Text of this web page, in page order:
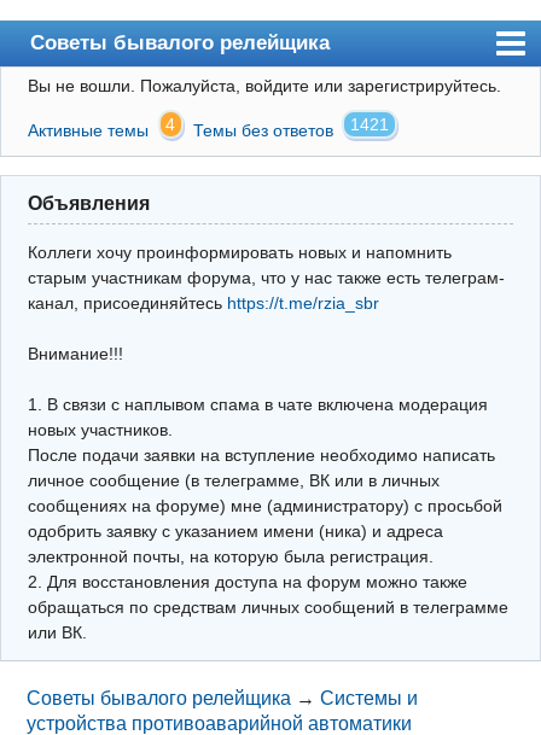
Советы бывалого релейщика
Форум
Правила
Поиск
Регистрация
Архив
Почта
Поиск релейщика
Видео РЗиА
Фотохостинг
Телеграм
Вы не вошли. Пожалуйста, войдите или зарегистрируйтесь.
Активные темы 4 Темы без ответов 1421
Объявления
Коллеги хочу проинформировать новых и напомнить
старым участникам форума, что у нас также есть телеграм-
канал, присоединяйтесь https://t.me/rzia_sbr
Внимание!!!
1. В связи с наплывом спама в чате включена модерация
новых участников.
После подачи заявки на вступление необходимо написать
личное сообщение (в телеграмме, ВК или в личных
сообщениях на форуме) мне (администратору) с просьбой
одобрить заявку с указанием имени (ника) и адреса
электронной почты, на которую была регистрация.
2. Для восстановления доступа на форум можно также
обращаться по средствам личных сообщений в телеграмме
или ВК.
Советы бывалого релейщика →Системы и
устройства противоаварийной автоматики